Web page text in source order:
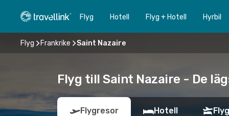
Flyg Hotell Flyg + Hotell Hyrbil
Flyg Frankrike Saint Nazaire
Flyg till Saint Nazaire - De
Flygresor Hotell